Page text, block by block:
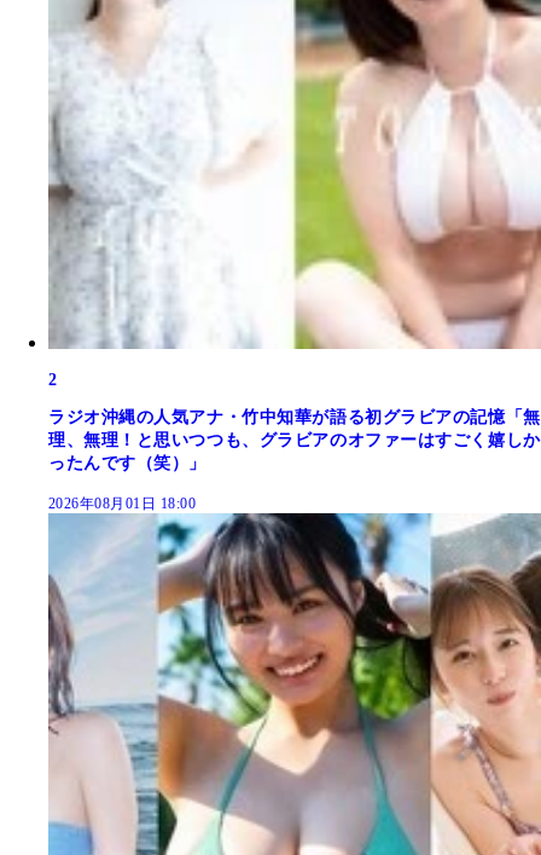
2
ラジオ沖縄の人気アナ・竹中知華が語る初グラビアの記憶「無
理、無理！と思いつつも、グラビアのオファーはすごく嬉しか
ったんです（笑）」
2026年08月01日 18:00